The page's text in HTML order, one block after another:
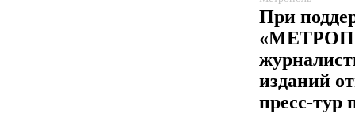
При
изданий
пресс-тур